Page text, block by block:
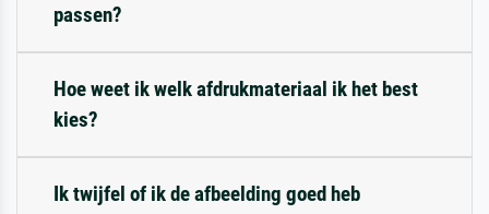
passen?
Hoe weet ik welk afdrukmateriaal ik het best
kies?
Ik twijfel of ik de afbeelding goed heb